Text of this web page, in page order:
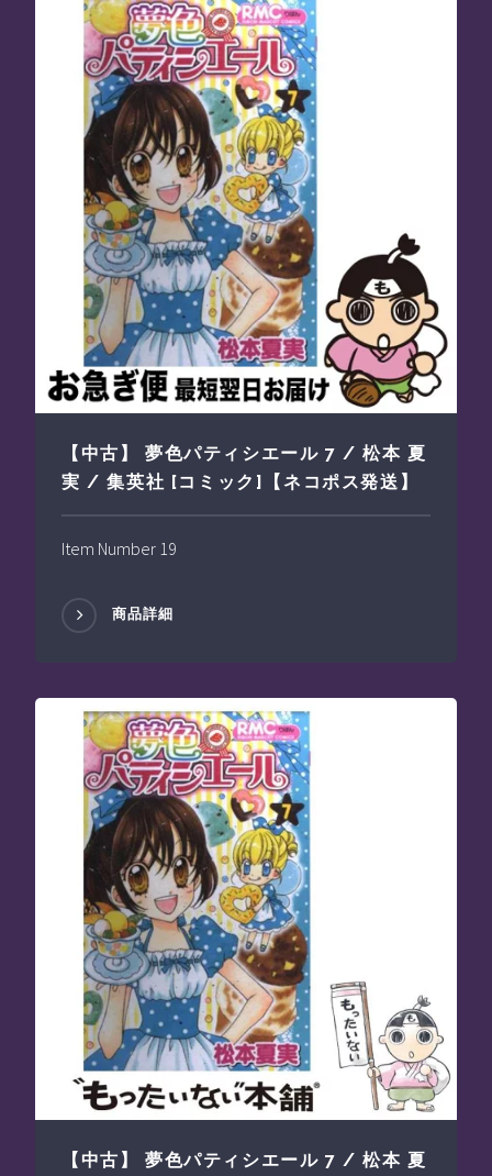
【中古】 夢色パティシエール 7 / 松本 夏
実 / 集英社 [コミック]【ネコポス発送】
Item Number 19
商品詳細
【中古】 夢色パティシエール 7 / 松本 夏